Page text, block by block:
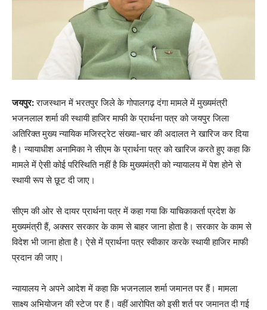
जयपुर:राजस्थान में भरतपुर जिले के गोपालगढ़ दंगा मामले में मुख्यमंत्री
भजनलाल शर्मा की स्थायी हाजिर माफी के प्रार्थना पत्र को जयपुर जिला
अतिरिक्त मुख्य न्यायिक मजिस्ट्रेट संख्या-चार की अदालत ने खारिज कर दिया
है। न्यायाधीश अनामिका ने सीएम के प्रार्थना पत्र को खारिज करते हुए कहा कि
मामले में ऐसी कोई परिस्थिति नहीं है कि मुख्यमंत्री को न्यायालय में पेश होने से
स्थायी रूप से छूट दी जाए।
सीएम की ओर से दायर प्रार्थना पत्र में कहा गया कि याचिकाकर्ता प्रदेश के
मुख्यमंत्री हैं, अक्सर सरकार के काम से बाहर जाना होता है। सरकार के काम से
विदेश भी जाना होता है। ऐसे में प्रार्थना पत्र स्वीकार करके स्थायी हाजिर माफी
प्रदान की जाए।
न्यायालय ने अपने आदेश में कहा कि भजनलाल शर्मा जमानत पर हैं। मामला
साक्ष्य अभियोजन की स्टेज पर हैं। वहीं आरोपित को इसी शर्त पर जमानत दी गई